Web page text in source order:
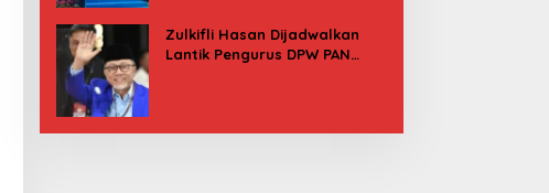
Zulkifli Hasan Dijadwalkan
Lantik Pengurus DPW PAN